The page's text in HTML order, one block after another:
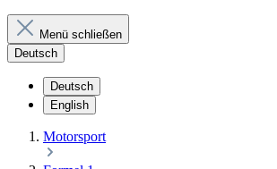
Menü schließen
Deutsch
Deutsch
English
Motorsport